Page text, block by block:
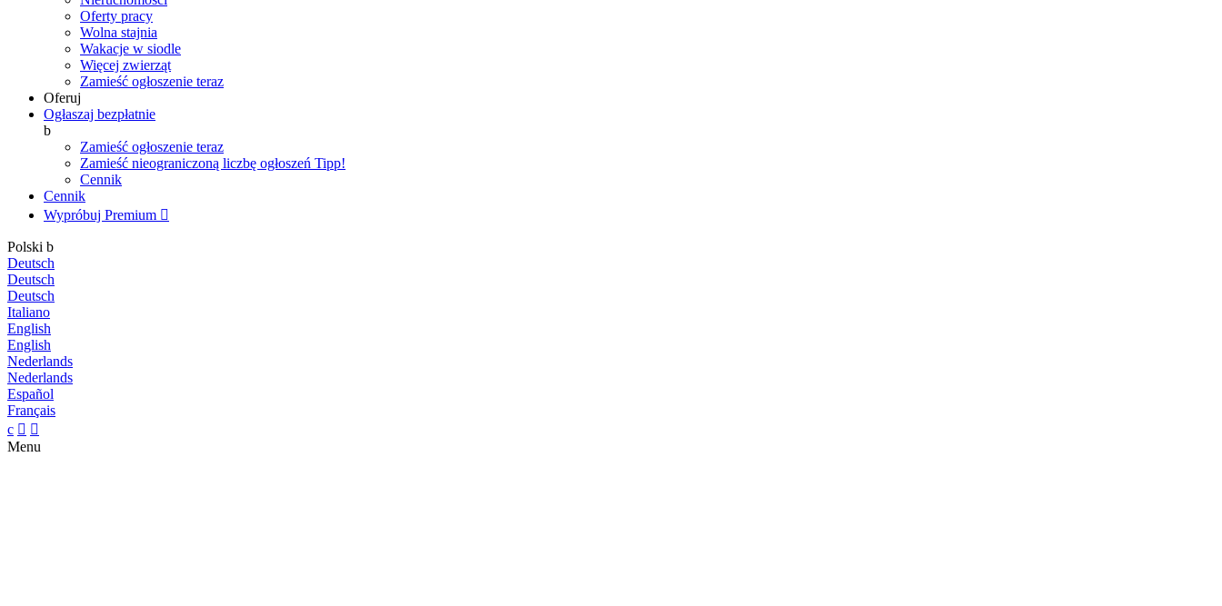
Oferty pracy
Wolna stajnia
Wakacje w siodle
Więcej zwierząt
Zamieść ogłoszenie teraz
Oferuj
Ogłaszaj bezpłatnie
b
Zamieść ogłoszenie teraz
Zamieść nieograniczoną liczbę ogłoszeń Tipp!
Cennik
Cennik
Wypróbuj Premium 
Polski b
Deutsch
Deutsch
Deutsch
Italiano
English
English
Nederlands
Nederlands
Español
Français
c  
Menu